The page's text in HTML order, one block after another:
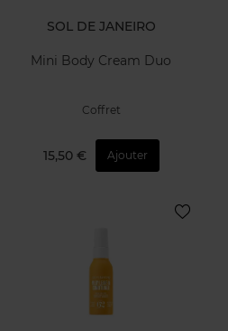
SOL DE JANEIRO
Mini Body Cream Duo
Coffret
15,50 € Ajouter